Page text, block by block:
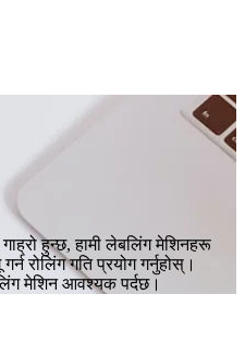
हुन्छ, हामी लेबलिंग मेशिनहरू
रोलिंग गति प्रयोग गर्नुहोस्।
मेशिन आवश्यक पर्दछ।